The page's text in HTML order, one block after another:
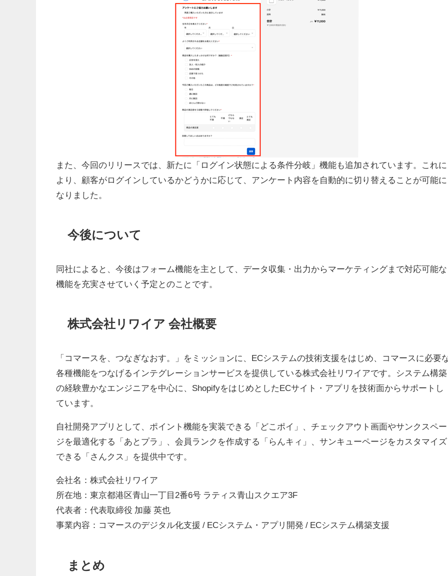
また、今回のリリースでは、新たに「ログイン状態による条件分岐」機能も追加されています。これに
より、顧客がログインしているかどうかに応じて、アンケート内容を自動的に切り替えることが可能に
なりました。
今後について
同社によると、今後はフォーム機能を主として、データ収集・出力からマーケティングまで対応可能な
機能を充実させていく予定とのことです。
株式会社リワイア 会社概要
「コマースを、つなぎなおす。」をミッションに、ECシステムの技術支援をはじめ、コマースに必要
各種機能をつなげるインテグレーションサービスを提供している株式会社リワイアです。システム構築
の経験豊かなエンジニアを中心に、ShopifyをはじめとしたECサイト・アプリを技術面からサポートし
ています。
自社開発アプリとして、ポイント機能を実装できる「どこポイ」、チェックアウト画面やサンクスペー
ジを最適化する「あとプラ」、会員ランクを作成する「らんキィ」、サンキューページをカスタマイズ
できる「さんクス」を提供中です。
会社名：株式会社リワイア
所在地：東京都港区青山一丁目2番6号 ラティス青山スクエア3F
代表者：代表取締役 加藤 英也
事業内容：コマースのデジタル化支援 / ECシステム・アプリ開発 / ECシステム構築支援
まとめ